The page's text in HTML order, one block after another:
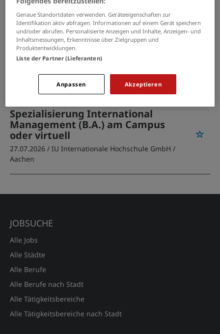
Raeren
PASSENDE JOBS PER E-MAIL
GRENZEN SIE IHRE SUCHE EIN
Spezialisierung International
Management (B.A.) am Campus
oder virtuell
27.07.2026 / IU Internationale Hochschule GmbH /
Aachen
JOBSUCHE
Alle Jobs
Alle Städte
Alle Berufe
Alle Berufe nach Stadt
Alle Tätigkeitsbereiche
Alle Tätigkeitsbereiche nach Stadt
Genaue Standortdaten verwenden. Geräteeigenschaften zur
Identifikation aktiv abfragen. Informationen auf einem Gerät speichern
und/oder abrufen. Personalisierte Anzeigen und Inhalte, Anzeigen- und
Inhaltsmessungen, Erkenntnisse über Zielgruppen und
Produktentwicklungen.
Liste der Partner (Lieferanten)
Akzeptieren
Anpassen